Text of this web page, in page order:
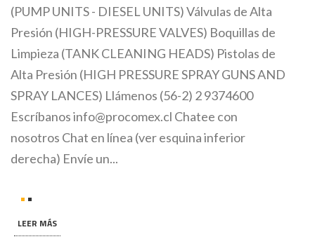
(PUMP UNITS - DIESEL UNITS) Válvulas de Alta
Presión (HIGH-PRESSURE VALVES) Boquillas de
Limpieza (TANK CLEANING HEADS) Pistolas de
Alta Presión (HIGH PRESSURE SPRAY GUNS AND
SPRAY LANCES) Llámenos (56-2) 2 9374600
Escríbanos info@procomex.cl Chatee con
nosotros Chat en línea (ver esquina inferior
derecha) Envíe un...
LEER MÁS